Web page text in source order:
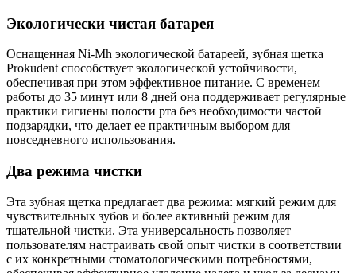
Экологически чистая батарея
Оснащенная Ni-Mh экологической батареей, зубная щетка
Prokudent способствует экологической устойчивости,
обеспечивая при этом эффективное питание. С временем
работы до 35 минут или 8 дней она поддерживает регулярные
практики гигиены полости рта без необходимости частой
подзарядки, что делает ее практичным выбором для
повседневного использования.
Два режима чистки
Эта зубная щетка предлагает два режима: мягкий режим для
чувствительных зубов и более активный режим для
тщательной чистки. Эта универсальность позволяет
пользователям настраивать свой опыт чистки в соответствии
с их конкретными стоматологическими потребностями,